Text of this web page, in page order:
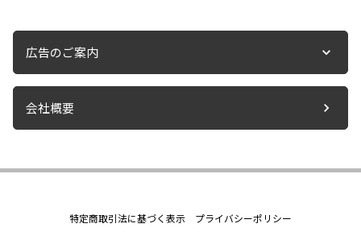
広告のご案内
会社概要
特定商取引法に基づく表示 プライバシーポリシー